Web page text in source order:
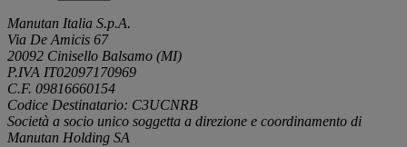
Manutan Italia S.p.A.
Via De Amicis 67
20092 Cinisello Balsamo (MI)
P.IVA IT02097170969
C.F. 09816660154
Codice Destinatario: C3UCNRB
Società a socio unico soggetta a direzione e coordinamento di
Manutan Holding SA